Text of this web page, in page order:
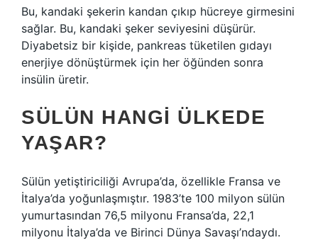
Bu, kandaki şekerin kandan çıkıp hücreye girmesini
sağlar. Bu, kandaki şeker seviyesini düşürür.
Diyabetsiz bir kişide, pankreas tüketilen gıdayı
enerjiye dönüştürmek için her öğünden sonra
insülin üretir.
SÜLÜN HANGI ÜLKEDE
YAŞAR?
Sülün yetiştiriciliği Avrupa’da, özellikle Fransa ve
İtalya’da yoğunlaşmıştır. 1983’te 100 milyon sülün
yumurtasından 76,5 milyonu Fransa’da, 22,1
milyonu İtalya’da ve Birinci Dünya Savaşı’ndaydı.